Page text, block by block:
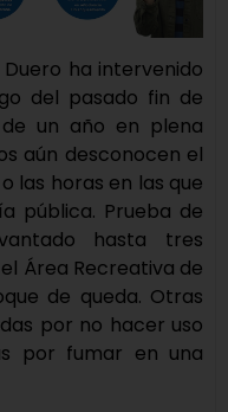
ha intervenido
del pasado fin de
un año en plena
aún desconocen el
las horas en las que
pública. Prueba de
hasta tres
Área Recreativa de
de queda. Otras
por no hacer uso
por fumar en una